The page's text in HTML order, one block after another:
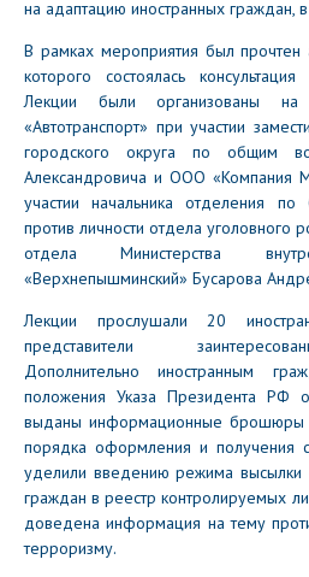
на адаптацию иностранных
В рамках мероприятия был прочтен
которого состоялась
Лекции были организованы
«Автотранспорт» при участии
городского округа по общим
Александровича и ООО «Компания
участии начальника отделения
против личности отдела уголовного
отдела Министерства
«Верхнепышминский» Бусарова
Лекции прослушали 20
представители
Дополнительно иностранным
положения Указа Президента
выданы информационные брошюры
порядка оформления и получения
уделили введению режима высылки
граждан в реестр контролируемых
доведена информация на тему
терроризму.